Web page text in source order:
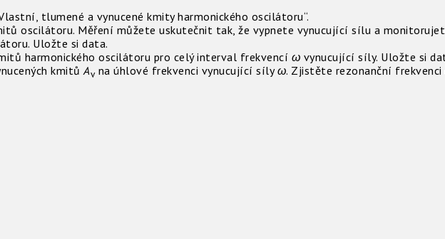
tlumené a vynucené kmity harmonického oscilátoru“.
oscilátoru. Měření můžete uskutečnit tak, že vypnete vynucující sílu a
Uložte si data.
harmonického oscilátoru pro celý interval frekvencí ω vynucující síly. Uložte si
kmitůAvna úhlové frekvenci vynucující sílyω. Zjistěte rezonanční frekvenci